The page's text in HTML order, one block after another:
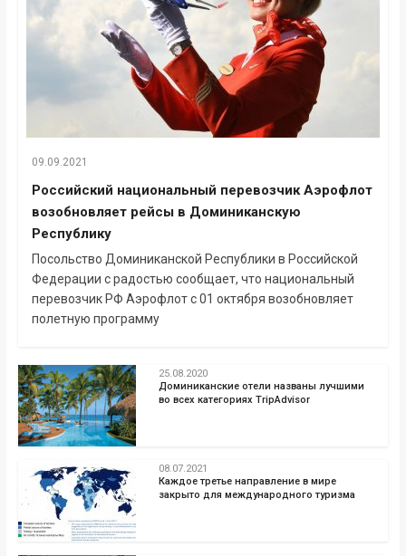
09.09.2021
Российский национальный перевозчик Аэрофлот
возобновляет рейсы в Доминиканскую
Республику
Посольство Доминиканской Республики в Российской
Федерации с радостью сообщает, что национальный
перевозчик РФ Аэрофлот с 01 октября возобновляет
полетную программу
25.08.2020
Доминиканские отели названы лучшими
во всех категориях TripAdvisor
08.07.2021
Каждое третье направление в мире
закрыто для международного туризма